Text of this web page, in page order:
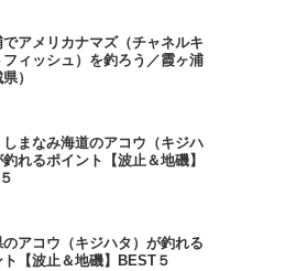
でアメリカナマズ（チャネルキ
フィッシュ）を釣ろう／霞ヶ浦
）
まなみ海道のアコウ（キジハ
れるポイント【波止＆地磯】
アコウ（キジハタ）が釣れる
【波止＆地磯】BEST５